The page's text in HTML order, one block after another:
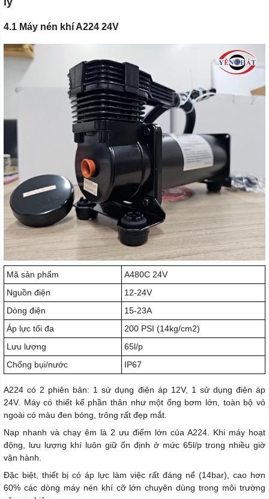
4.1 Máy nén khí A224 24V
Mã sản phẩm
A480C 24V
Nguồn điện
12-24V
Dòng điện
15-23A
Áp lực tối đa
200 PSI (14kg/cm2)
Lưu lượng
65l/p
Chống bụi/nước
IP67
A224 có 2 phiên bản: 1 sử dụng điện áp 12V, 1 sử dụng điện áp
24V. Máy có thiết kế phần thân như một ống bơm lớn, toàn bộ vỏ
ngoài có màu đen bóng, trông rất đẹp mắt.
Nạp nhanh và chạy êm là 2 ưu điểm lớn của A224. Khi máy hoạt
động, lưu lượng khí luôn giữ ổn định ở mức 65l/p trong nhiều giờ
vận hành.
Đặc biệt, thiết bị có áp lực làm việc rất đáng nể (14bar), cao hơn
60% các dòng máy nén khí cỡ lớn chuyên dùng trong môi trường